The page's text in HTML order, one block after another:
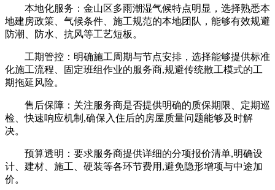
本地化服务：金山区多雨潮湿气候特点明显，选择熟悉本
地建房政策、气候条件、施工规范的本地团队，能够有效规避
防潮、防水、抗风等工艺短板。
工期管控：明确施工周期与节点安排，选择能够提供标准
化施工流程、固定班组作业的服务商,规避传统散工模式的工
期拖延风险。
售后保障：关注服务商是否提供明确的质保期限、定期巡
检、快速响应机制,确保入住后的房屋质量问题能够及时解
决。
预算透明：要求服务商提供详细的分项报价清单,明确设
计、建材、施工、硬装等各环节费用,避免隐形增项与中途加
价。